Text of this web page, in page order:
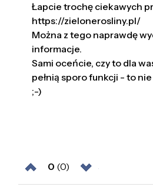
Łapcie trochę ciekawych
https://zielonerosliny.pl/
Można z tego naprawdę
informacje.
Sami oceńcie, czy to dla
pełnią sporo funkcji - to
;-)
0 (0)